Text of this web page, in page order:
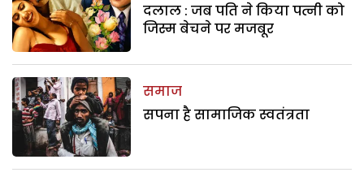
दलाल : जब पति ने किया पत्नी को
जिस्म बेचने पर मजबूर
समाज
सपना है सामाजिक स्वतंत्रता